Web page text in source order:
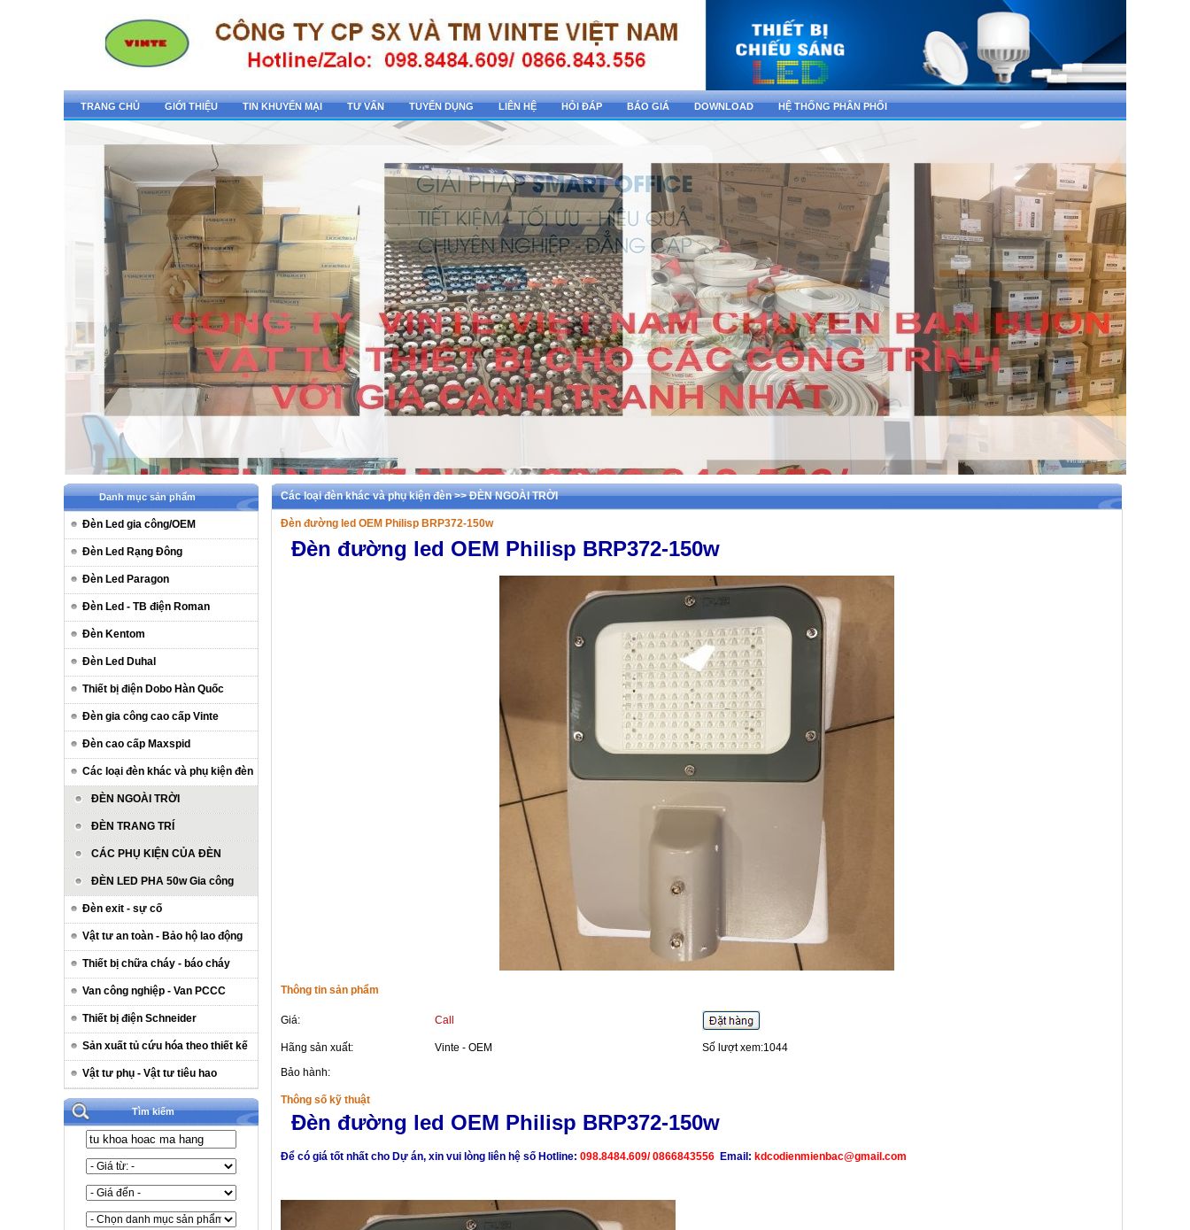
TRANG CHỦ GIỚI THIỆU TIN KHUYẾN MẠI TƯ VẤN TUYỂN DỤNG LIÊN HỆ HỎI ĐÁP BÁO GIÁ DOWNLOAD HỆ THỐNG PHÂN PHỐI
Danh mục sản phẩm
Đèn Led gia công/OEM
Đèn Led Rạng Đông
Đèn Led Paragon
Đèn Led - TB điện Roman
Đèn Kentom
Đèn Led Duhal
Thiết bị điện Dobo Hàn Quốc
Đèn gia công cao cấp Vinte
Đèn cao cấp Maxspid
Các loại đèn khác và phụ kiện đèn
ĐÈN NGOÀI TRỜI
ĐÈN TRANG TRÍ
CÁC PHỤ KIỆN CỦA ĐÈN
ĐÈN LED PHA 50w Gia công
Đèn exit - sự cố
Vật tư an toàn - Bảo hộ lao động
Thiết bị chữa cháy - báo cháy
Van công nghiệp - Van PCCC
Thiết bị điện Schneider
Sản xuất tủ cứu hóa theo thiết kế
Vật tư phụ - Vật tư tiêu hao
Tìm kiếm
Các loại đèn khác và phụ kiện đèn >> ĐÈN NGOÀI TRỜI
Đèn đường led OEM Philisp BRP372-150w
Đèn đường led OEM Philisp BRP372-150w
Thông tin sản phẩm
Giá: Call
Hãng sản xuất: Vinte - OEM
Số lượt xem:1044
Bảo hành:
Thông số kỹ thuật
Đèn đường led OEM Philisp BRP372-150w
Để có giá tốt nhất cho Dự án, xin vui lòng liên hệ số Hotline: 098.8484.609/ 0866843556 Email: kdcodienmienbac@gmail.com